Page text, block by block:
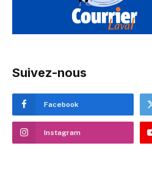
Suivez-nous
Facebook
Instagram